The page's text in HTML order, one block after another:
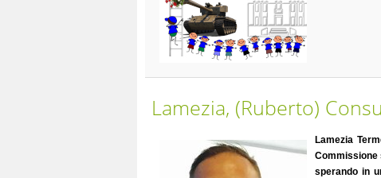
Lamezia, (Ruberto)
Lamezia
Commissione
sperando in